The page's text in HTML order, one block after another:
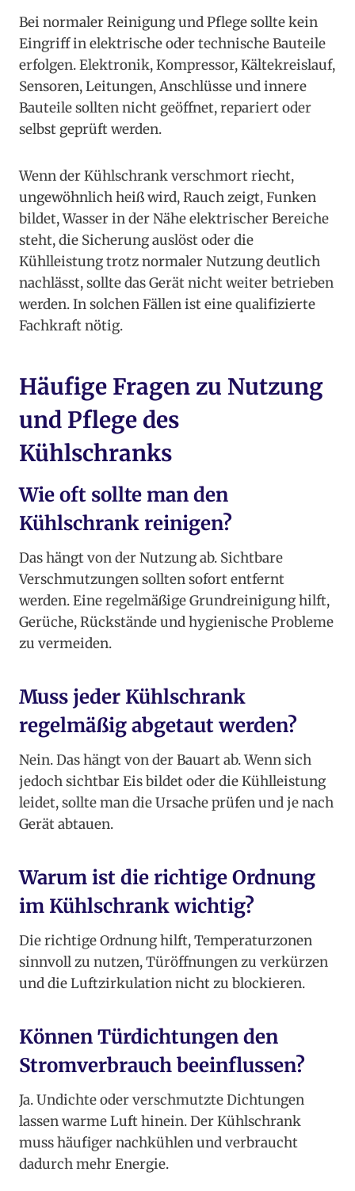
Bei normaler Reinigung und Pflege sollte kein
Eingriff in elektrische oder technische Bauteile
erfolgen. Elektronik, Kompressor, Kältekreislauf,
Sensoren, Leitungen, Anschlüsse und innere
Bauteile sollten nicht geöffnet, repariert oder
selbst geprüft werden.
Wenn der Kühlschrank verschmort riecht,
ungewöhnlich heiß wird, Rauch zeigt, Funken
bildet, Wasser in der Nähe elektrischer Bereiche
steht, die Sicherung auslöst oder die
Kühlleistung trotz normaler Nutzung deutlich
nachlässt, sollte das Gerät nicht weiter betrieben
werden. In solchen Fällen ist eine qualifizierte
Fachkraft nötig.
Häufige Fragen zu Nutzung
und Pflege des
Kühlschranks
Wie oft sollte man den
Kühlschrank reinigen?
Das hängt von der Nutzung ab. Sichtbare
Verschmutzungen sollten sofort entfernt
werden. Eine regelmäßige Grundreinigung hilft,
Gerüche, Rückstände und hygienische Probleme
zu vermeiden.
Muss jeder Kühlschrank
regelmäßig abgetaut werden?
Nein. Das hängt von der Bauart ab. Wenn sich
jedoch sichtbar Eis bildet oder die Kühlleistung
leidet, sollte man die Ursache prüfen und je nach
Gerät abtauen.
Warum ist die richtige Ordnung
im Kühlschrank wichtig?
Die richtige Ordnung hilft, Temperaturzonen
sinnvoll zu nutzen, Türöffnungen zu verkürzen
und die Luftzirkulation nicht zu blockieren.
Können Türdichtungen den
Stromverbrauch beeinflussen?
Ja. Undichte oder verschmutzte Dichtungen
lassen warme Luft hinein. Der Kühlschrank
muss häufiger nachkühlen und verbraucht
dadurch mehr Energie.